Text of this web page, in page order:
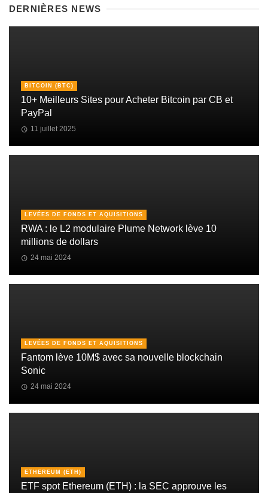
DERNIÈRES NEWS
BITCOIN (BTC)
10+ Meilleurs Sites pour Acheter Bitcoin par CB et
PayPal
11 juillet 2025
LEVÉES DE FONDS ET AQUISITIONS
RWA : le L2 modulaire Plume Network lève 10
millions de dollars
24 mai 2024
LEVÉES DE FONDS ET AQUISITIONS
Fantom lève 10M$ avec sa nouvelle blockchain
Sonic
24 mai 2024
ETHEREUM (ETH)
ETF spot Ethereum (ETH) : la SEC approuve les